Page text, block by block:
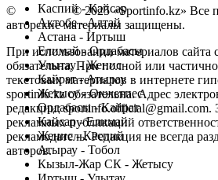
Каспий - Кайсар
Актобе - Алтай
Астана - Иртыш
Елимай - Ордабасы
Улытау - Женис
Кайрат - Атырау
Жетысу - Окжетпес
Ордабасы - Кайрат
Кайсар - Елимай
Женис - Каспий
Атырау - Тобол
Кызыл-Жар СК - Жетысу
© Copyright© 2025 «Sportinfo.kz» Все
авторские материалы защищены.
При использовании материалов сайта
обязательна. При полной или
текстовых материалов в интернете
sportinfo.kz обязательна. Адрес
редакции: sportinfo.official@gmail.com.
рекламных публикаций
рекламодатель. Редакция не всегда
авторов.